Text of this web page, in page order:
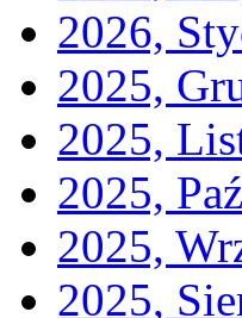
2026,
2025,
2025,
2025,
2025,
2025,